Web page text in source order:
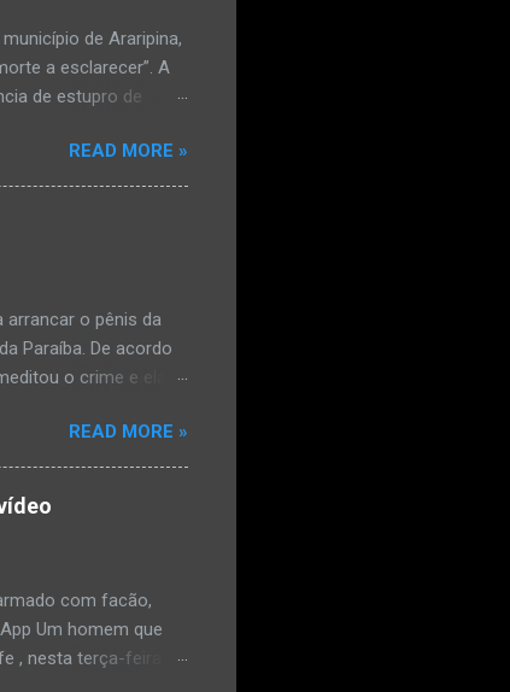
de Araripina,
a esclarecer”. A
de estupro de
a vítima estava
Os pais
mal-estar. Segundo
segunda-feira pela
READ MORE »
o pênis da
Paraíba. De acordo
o crime e ela
escreveu uma
filho mais velho, fruto
Ela já havia
a mulher ainda
READ MORE »
com facão,
Um homem que
, nesta terça-feira